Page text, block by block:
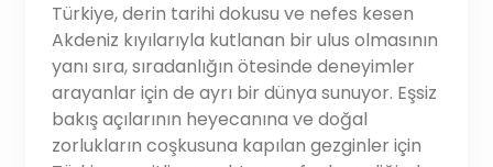
Türkiye, derin tarihi dokusu ve nefes kesen
Akdeniz kıyılarıyla kutlanan bir ulus olmasının
yanı sıra, sıradanlığın ötesinde deneyimler
arayanlar için de ayrı bir dünya sunuyor. Eşsiz
bakış açılarının heyecanına ve doğal
zorlukların coşkusuna kapılan gezginler için